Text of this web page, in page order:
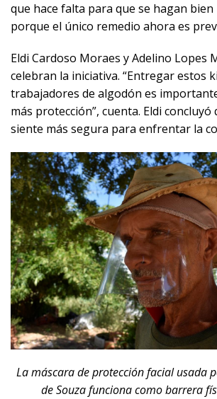
que hace falta para que se hagan bien
porque el único remedio ahora es
Eldi Cardoso Moraes y Adelino Lopes
celebran la iniciativa. “Entregar estos
trabajadores de algodón es
más protección”, cuenta. Eldi concluyó
siente más segura para enfrentar la
La máscara de protección facial usada
de Souza funciona como barrera